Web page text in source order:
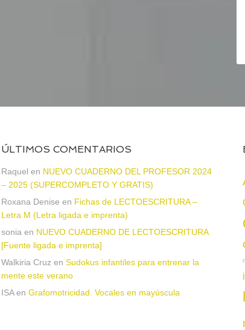
ÚLTIMOS COMENTARIOS
Raquel en NUEVO CUADERNO DEL PROFESOR 2024
– 2025 (SUPERCOMPLETO Y GRATIS)
Roxana Denise en Fichas de LECTOESCRITURA –
Letra M (Letra ligada e imprenta)
sonia en NUEVO CUADERNO DE LECTOESCRITURA
[Fuente ligada e imprenta]
Walkiria Cruz en Sudokus infantiles para entrenar la
mente este verano
ISAen Grafomotricidad. Vocales en mayúscula